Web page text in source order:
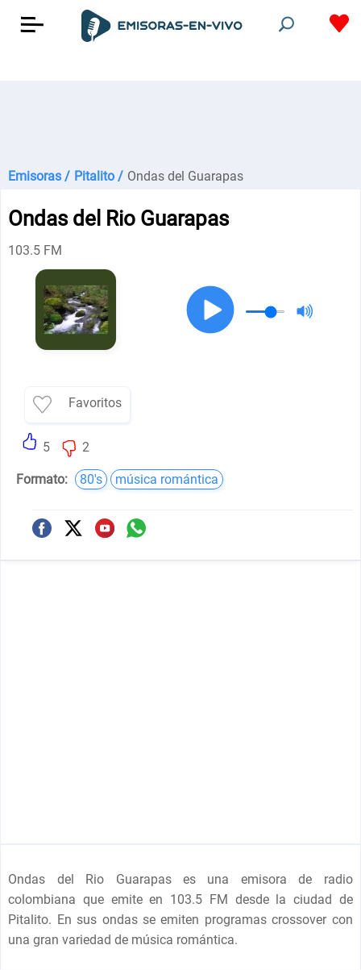
Emisoras / Pitalito / Ondas del Guarapas
Ondas del Rio Guarapas
103.5 FM
Favoritos
5 2
Formato: 80's música romántica
Ondas del Rio Guarapas es una emisora de radio
colombiana que emite en 103.5 FM desde la ciudad de
Pitalito. En sus ondas se emiten programas crossover con
una gran variedad de música romántica.